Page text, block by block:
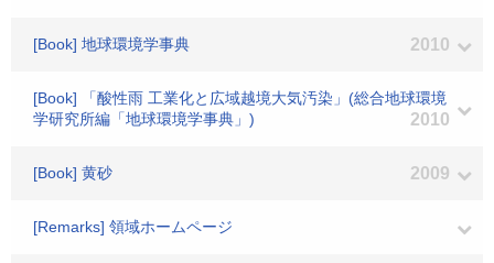
[Book] 地球環境学事典 2010
[Book] 「酸性雨 工業化と広域越境大気汚染」(総合地球環境
学研究所編「地球環境学事典」)
2010
[Book] 黄砂 2009
[Remarks] 領域ホームページ